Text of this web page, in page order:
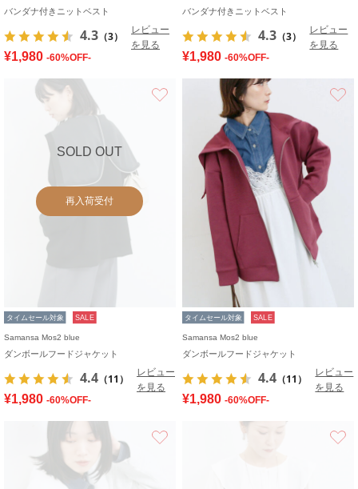
バンダナ付きニットベスト
4.3 （3）
レビュー
を見る
¥1,980 -60%OFF-
バンダナ付きニットベスト
4.3 （3）
レビュー
を見る
¥1,980 -60%OFF-
SOLD OUT
再入荷受付
お気に入り
タイムセール対象 SALE
Samansa Mos2 blue
ダンボールフードジャケット
4.4 （11）
レビュー
を見る
¥1,980 -60%OFF-
タイムセール対象 SALE
Samansa Mos2 blue
ダンボールフードジャケット
4.4 （11）
レビュー
を見る
¥1,980 -60%OFF-